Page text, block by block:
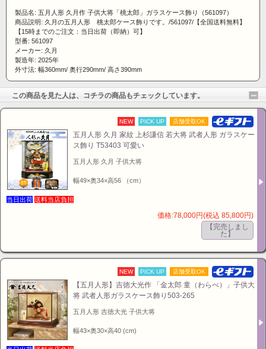
製品名: 五月人形 久月作 子供大将「桃太郎」ガラスケース飾り（561097）
商品説明: 久月の五月人形 桃太郎ケース飾りです。/561097/【全国送料無料】
【15時までのご注文：当日出荷（即納）可】
型番: 561097
メーカー: 久月
製造年: 2025年
外寸法: 幅360mm/ 奥行290mm/ 高さ390mm
この商品を見た人は、コチラの商品もチェックしています。
NEW PICK UP 店舗受取OK
五月人形 久月 家紋 上杉謙信 若大将 武者人形 ガラスケー
ス飾り T53403 可愛い
五月人形 久月 子供大将
幅49×奥34×高56 （cm）
当日出荷 送料当店負担
価格:78,000円(税込 85,800円)
【完売しまし
た】
NEW PICK UP 店舗受取OK
【五月人形】吉徳大光作 「金太郎 童（わらべ）」子供大
将 武者人形ガラスケース飾り503-265
五月人形 吉徳大光 子供大将
幅43×奥30×高40 (cm)